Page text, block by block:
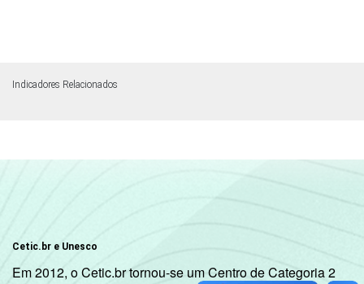
Indicadores Relacionados
Cetic.br e Unesco
Em 2012, o Cetic.br tornou-se um Centro de Categoria 2